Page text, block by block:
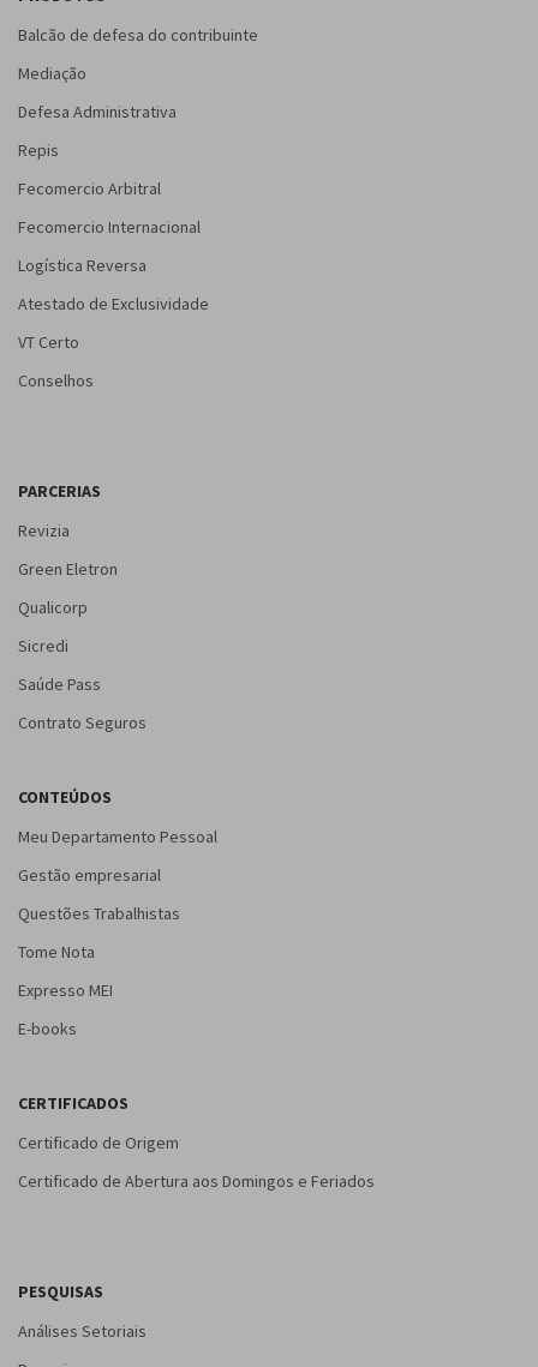
Balcão de defesa do contribuinte
Mediação
Defesa Administrativa
Repis
Fecomercio Arbitral
Fecomercio Internacional
Logística Reversa
Atestado de Exclusividade
VT Certo
Conselhos
PARCERIAS
Revizia
Green Eletron
Qualicorp
Sicredi
Saúde Pass
Contrato Seguros
CONTEÚDOS
Meu Departamento Pessoal
Gestão empresarial
Questões Trabalhistas
Tome Nota
Expresso MEI
E-books
CERTIFICADOS
Certificado de Origem
Certificado de Abertura aos Domingos e Feriados
PESQUISAS
Análises Setoriais